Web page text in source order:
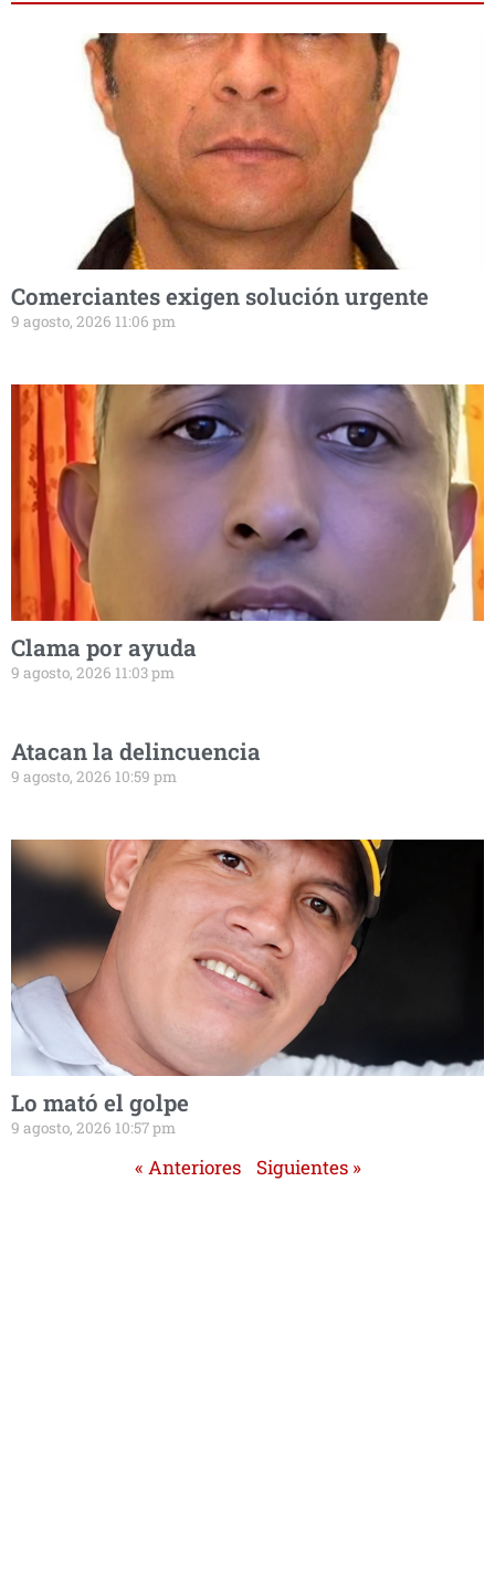
Comerciantes exigen solución urgente
9 agosto, 2026 11:06 pm
Clama por ayuda
9 agosto, 2026 11:03 pm
Atacan la delincuencia
9 agosto, 2026 10:59 pm
Lo mató el golpe
9 agosto, 2026 10:57 pm
« Anteriores Siguientes »